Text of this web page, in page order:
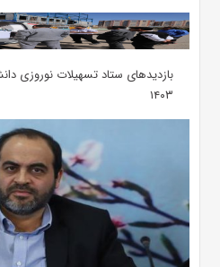
بازدیدهای ستاد تسهیلات نوروزی
۱۴۰۳